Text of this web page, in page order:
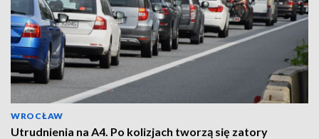
WROCŁAW
Utrudnienia na A4. Po kolizjach tworzą się zatory